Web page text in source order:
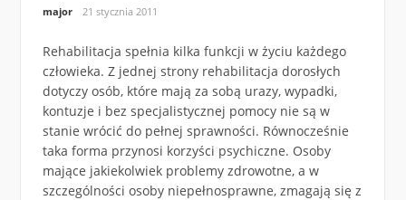
major 21 stycznia 2011
Rehabilitacja spełnia kilka funkcji w życiu każdego
człowieka. Z jednej strony rehabilitacja dorosłych
dotyczy osób, które mają za sobą urazy, wypadki,
kontuzje i bez specjalistycznej pomocy nie są w
stanie wrócić do pełnej sprawności. Równocześnie
taka forma przynosi korzyści psychiczne. Osoby
mające jakiekolwiek problemy zdrowotne, a w
szczególności osoby niepełnosprawne, zmagają się z